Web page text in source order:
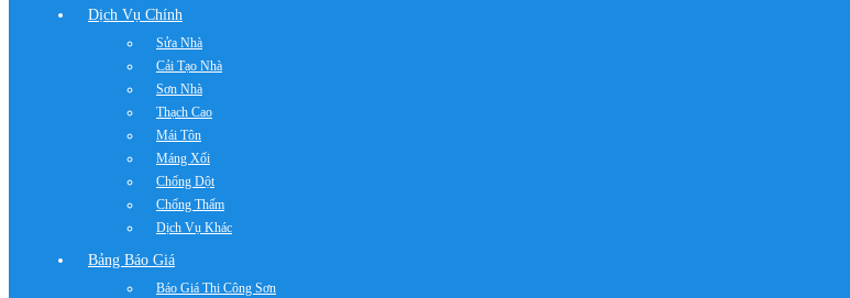
Dịch Vụ Chính
Sửa Nhà
Cải Tạo Nhà
Sơn Nhà
Thạch Cao
Mái Tôn
Máng Xối
Chống Dột
Chống Thấm
Dịch Vụ Khác
Bảng Báo Giá
Báo Giá Thi Công Sơn